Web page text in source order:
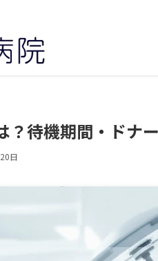
？待機期間・ドナ
日